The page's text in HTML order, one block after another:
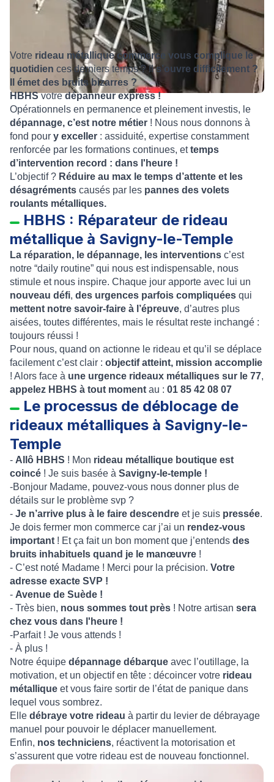
Votre rideau métallique commerce vous complique le
quotidien ces derniers temps ? Ils’ouvre difficilement ?
Il émet des bruits bizarres ?
HBHSvotredépanneur express !
Opérationnels en permanence et pleinement investis, le
dépannage, c’est notre métier ! Nous nous donnons à
fond pour y exceller : assiduité, expertise constamment
renforcée par les formations continues, ettemps
d’intervention record : dans l'heure !
L’objectif ? Réduire au max le temps d’attente et les
désagréments causés par les pannes des volets
roulants métalliques.
HBHS : Réparateur de rideau
métallique à Savigny-le-Temple
La réparation, le dépannage, les interventions c’est
notre “daily routine” qui nous est indispensable, nous
stimule et nous inspire. Chaque jour apporte avec lui un
nouveau défi, des urgences parfois compliquées qui
mettent notre savoir-faire à l’épreuve, d’autres plus
aisées, toutes différentes, mais le résultat reste inchangé :
toujours réussi !
Pour nous, quand on actionne le rideau et qu’il se déplace
facilement c’est clair : objectif atteint, mission accomplie
! Alors face à une urgence rideaux métalliques sur le 77,
appelez HBHS à tout moment au : 01 85 42 08 07
Le processus de déblocage de
rideaux métalliques à Savigny-le-
Temple
- Allô HBHS ! Mon rideau métallique boutique est
coincé ! Je suis basée à Savigny-le-temple !
-Bonjour Madame, pouvez-vous nous donner plus de
détails sur le problème svp ?
- Je n’arrive plus à le faire descendre et je suis pressée.
Je dois fermer mon commerce car j’ai un rendez-vous
important ! Et ça fait un bon moment que j’entends des
bruits inhabituels quand je le manœuvre !
- C’est noté Madame ! Merci pour la précision. Votre
adresse exacte SVP !
- Avenue de Suède !
- Très bien, nous sommes tout près ! Notre artisan sera
chez vous dans l'heure !
-Parfait ! Je vous attends !
- À plus !
Notre équipe dépannage débarque avec l’outillage, la
motivation, et un objectif en tête : décoincer votre rideau
métallique et vous faire sortir de l’état de panique dans
lequel vous sombrez.
Elle débraye votre rideau à partir du levier de débrayage
manuel pour pouvoir le déplacer manuellement.
Enfin, nos techniciens, réactivent la motorisation et
s’assurent que votre rideau est de nouveau fonctionnel.